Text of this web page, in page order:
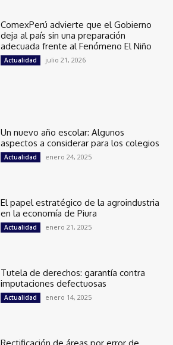
ComexPerú advierte que el Gobierno
deja al país sin una preparación
adecuada frente al Fenómeno El Niño
Actualidad julio 21, 2026
Un nuevo año escolar: Algunos
aspectos a considerar para los colegios
Actualidad enero 24, 2025
El papel estratégico de la agroindustria
en la economía de Piura
Actualidad enero 21, 2025
Tutela de derechos: garantía contra
imputaciones defectuosas
Actualidad enero 14, 2025